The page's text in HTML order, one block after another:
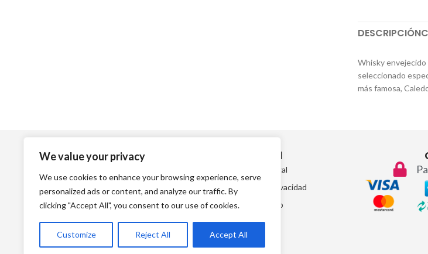
We value your privacy
We use cookies to enhance your browsing experience, serve
personalized ads or content, and analyze our traffic. By
clicking "Accept All", you consent to our use of cookies.
Customize Reject All Accept All
DESCRIPCIÓN
Whisky envejecido
seleccionado
más famosa,
Top Vinos
Devoluciones
Formas de pago
Gastos de envío
Condiciones de venta
Legal
Aviso legal
Política de privacidad
Sitemap